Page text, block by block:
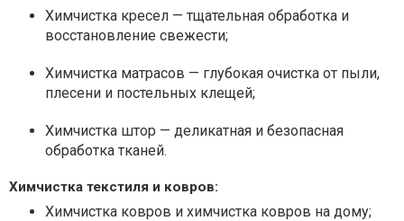
Химчистка кресел — тщательная обработка и
восстановление свежести;
Химчистка матрасов — глубокая очистка от пыли,
плесени и постельных клещей;
Химчистка штор — деликатная и безопасная
обработка тканей.
Химчистка текстиля и ковров:
Химчистка ковров и химчистка ковров на дому;